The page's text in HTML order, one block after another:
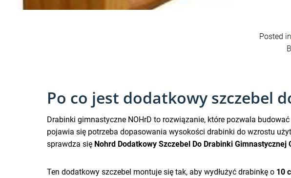
Posted in
Po co jest dodatkowy szczebel
Drabinki gimnastyczne NOHrD to rozwiązanie, które pozwala
pojawia się potrzeba dopasowania wysokości drabinki do wzrostu
sprawdza się Nohrd Dodatkowy Szczebel Do Drabinki Gimnastycznej
Ten dodatkowy szczebel montuje się tak, aby wydłużyć drabinkę o 10